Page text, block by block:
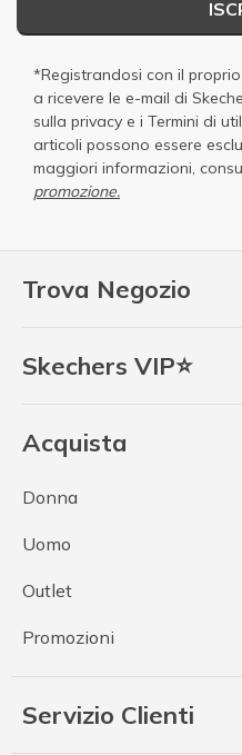
Trova Negozio
Skechers VIP⭐
Acquista
Donna
Uomo
Outlet
Promozioni
Servizio Clienti
*Registrandosi con il
a ricevere le e-mail di
sulla privacy e i Termini di
articoli possono essere
maggiori informazioni,
promozione.